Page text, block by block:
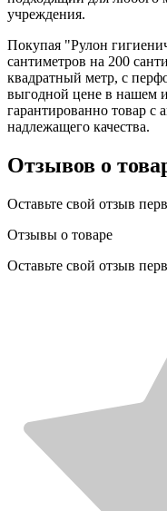
учреждения.
Покупая "Рулон
сантиметров на 200
квадратный метр, с
выгодной цене в нашем
гарантированно товар с
надлежащего качества.
Отзывов о
Оставьте свой отзыв
Отзывы о товаре
Оставьте свой отзыв